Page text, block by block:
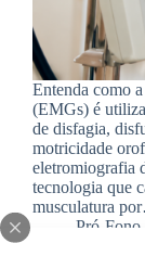
Entenda como
(EMGs) é
de disfagia,
motricidade
eletromiografia
tecnologia que
musculatura
Pró-Fono